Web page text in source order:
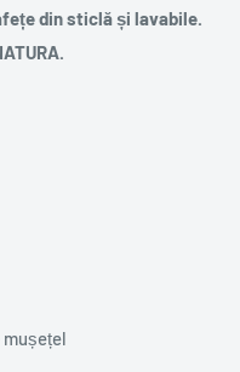
din sticlă și lavabile.